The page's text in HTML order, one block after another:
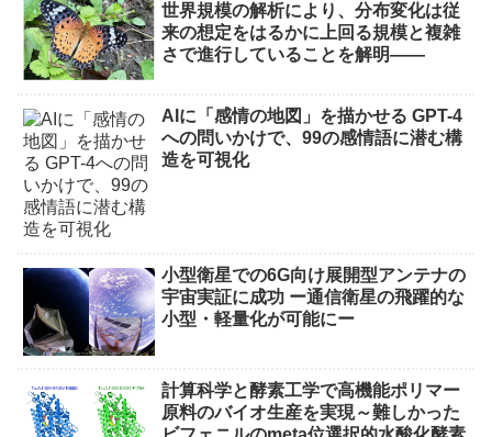
世界規模の解析により、分布変化は従
来の想定をはるかに上回る規模と複雑
さで進行していることを解明――
AIに「感情の地図」を描かせる GPT-4
への問いかけで、99の感情語に潜む構
造を可視化
小型衛星での6G向け展開型アンテナの
宇宙実証に成功 ー通信衛星の飛躍的な
小型・軽量化が可能にー
計算科学と酵素工学で高機能ポリマー
原料のバイオ生産を実現～難しかった